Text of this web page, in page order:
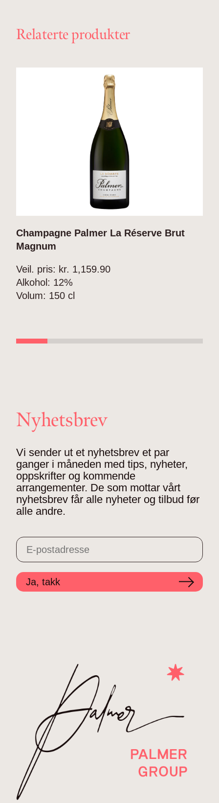
Relaterte produkter
Champagne Palmer La Réserve Brut
Magnum
Veil. pris: kr. 1,159.90
Alkohol: 12%
Volum: 150 cl
Nyhetsbrev
Vi sender ut et nyhetsbrev et par
ganger i måneden med tips, nyheter,
oppskrifter og kommende
arrangementer. De som mottar vårt
nyhetsbrev får alle nyheter og tilbud før
alle andre.
Ja, takk